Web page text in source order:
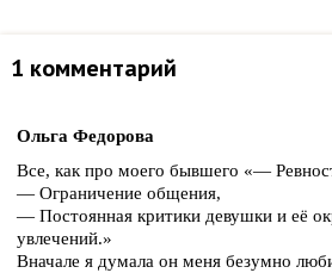
1 комментарий
Ольга Федорова
Все, как про моего бывшего «—
— Ограничение общения,
— Постоянная критики девушки и её
увлечений.»
Вначале я думала он меня безумно